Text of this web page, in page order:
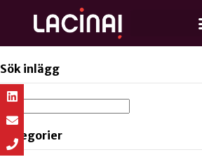
Sök inlägg
Kategorier